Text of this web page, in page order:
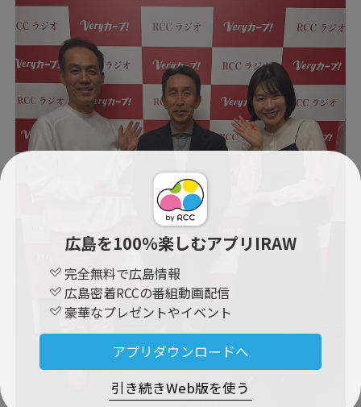
広島を100％楽しむアプリIRAW
完全無料で広島情報
広島密着RCCの番組動画配信
豪華なプレゼントやイベント
アプリダウンロードへ
引き続きWeb版を使う